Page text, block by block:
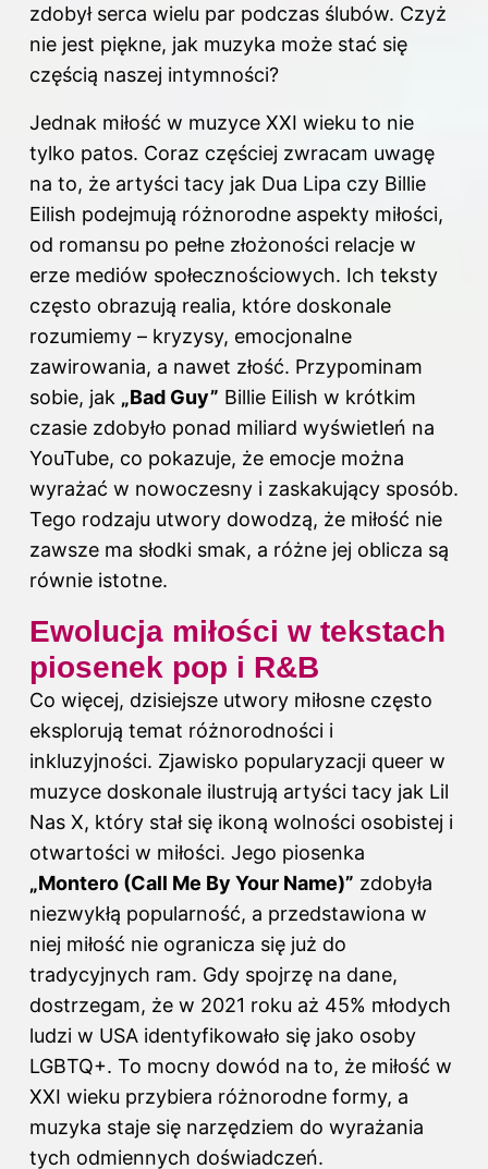
zdobył serca wielu par podczas ślubów. Czyż
nie jest piękne, jak muzyka może stać się
częścią naszej intymności?
Jednak miłość w muzyce XXI wieku to nie
tylko patos. Coraz częściej zwracam uwagę
na to, że artyści tacy jak Dua Lipa czy Billie
Eilish podejmują różnorodne aspekty miłości,
od romansu po pełne złożoności relacje w
erze mediów społecznościowych. Ich teksty
często obrazują realia, które doskonale
rozumiemy – kryzysy, emocjonalne
zawirowania, a nawet złość. Przypominam
sobie, jak „Bad Guy” Billie Eilish w krótkim
czasie zdobyło ponad miliard wyświetleń na
YouTube, co pokazuje, że emocje można
wyrażać w nowoczesny i zaskakujący sposób.
Tego rodzaju utwory dowodzą, że miłość nie
zawsze ma słodki smak, a różne jej oblicza są
równie istotne.
Ewolucja miłości w tekstach
piosenek pop i R&B
Co więcej, dzisiejsze utwory miłosne często
eksplorują temat różnorodności i
inkluzyjności. Zjawisko popularyzacji queer w
muzyce doskonale ilustrują artyści tacy jak Lil
Nas X, który stał się ikoną wolności osobistej i
otwartości w miłości. Jego piosenka
„Montero (Call Me By Your Name)” zdobyła
niezwykłą popularność, a przedstawiona w
niej miłość nie ogranicza się już do
tradycyjnych ram. Gdy spojrzę na dane,
dostrzegam, że w 2021 roku aż 45% młodych
ludzi w USA identyfikowało się jako osoby
LGBTQ+. To mocny dowód na to, że miłość w
XXI wieku przybiera różnorodne formy, a
muzyka staje się narzędziem do wyrażania
tych odmiennych doświadczeń.